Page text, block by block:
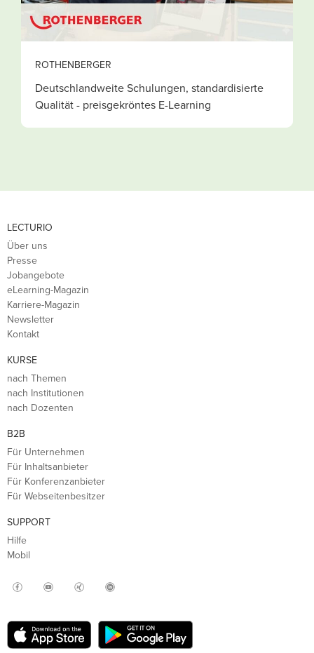
ROTHENBERGER
Deutschlandweite Schulungen, standardisierte
Qualität - preisgekröntes E-Learning
LECTURIO
Über uns
Presse
Jobangebote
eLearning-Magazin
Karriere-Magazin
Newsletter
Kontakt
KURSE
nach Themen
nach Institutionen
nach Dozenten
B2B
Für Unternehmen
Für Inhaltsanbieter
Für Konferenzanbieter
Für Webseitenbesitzer
SUPPORT
Hilfe
Mobil